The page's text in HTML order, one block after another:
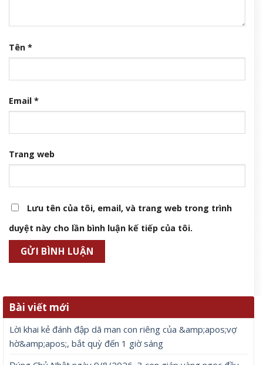
Tên *
Email *
Trang web
Lưu tên của tôi, email, và trang web trong trình
duyệt này cho lần bình luận kế tiếp của tôi.
Bài viết mới
Lời khai kẻ đánh đập dã man con riêng của &amp;apos;vợ
hờ&amp;apos;, bắt quỳ đến 1 giờ sáng